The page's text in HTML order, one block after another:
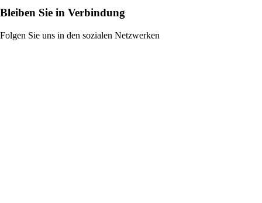
Bleiben Sie in Verbindung
Folgen Sie uns in den sozialen Netzwerken